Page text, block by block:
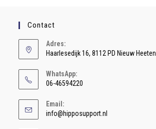
Contact
Adres:
Haarlesedijk 16, 8112 PD Nieuw Heeten
WhatsApp:
06-46594220
Email:
info@hipposupport.nl